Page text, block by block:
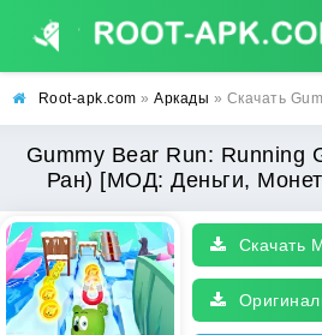
Root-apk.com » Аркады » Скачать Gummy Bear Run: Running Games (Гамми
Gummy Bear Run: Running
Ран) [МОД: Деньги,
Скачать